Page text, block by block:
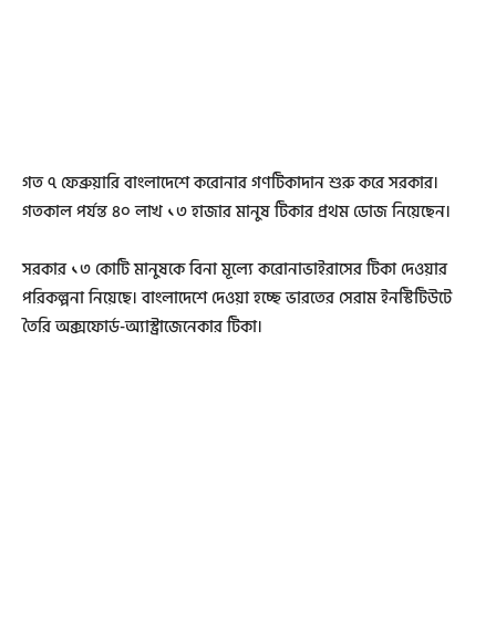
গত ৭ ফেব্রুয়ারি বাংলাদেশে করোনার গণটিকাদান শুরু করে সরকার।
গতকাল পর্যন্ত ৪০ লাখ ১৩ হাজার মানুষ টিকার প্রথম ডোজ নিয়েছেন।
সরকার ১৩ কোটি মানুষকে বিনা মূল্যে করোনাভাইরাসের টিকা দেওয়ার
পরিকল্পনা নিয়েছে। বাংলাদেশে দেওয়া হচ্ছে ভারতের সেরাম ইনস্টিটিউটে
তৈরি অক্সফোর্ড-অ্যাস্ট্রাজেনেকার টিকা।